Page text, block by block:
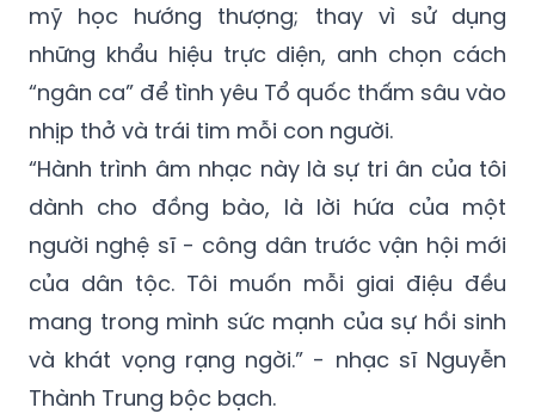
mỹ học hướng thượng; thay vì sử dụng
những khẩu hiệu trực diện, anh chọn cách
“ngân ca” để tình yêu Tổ quốc thấm sâu vào
nhịp thở và trái tim mỗi con người.
“Hành trình âm nhạc này là sự tri ân của tôi
dành cho đồng bào, là lời hứa của một
người nghệ sĩ - công dân trước vận hội mới
của dân tộc. Tôi muốn mỗi giai điệu đều
mang trong mình sức mạnh của sự hồi sinh
và khát vọng rạng ngời.” - nhạc sĩ Nguyễn
Thành Trung bộc bạch.